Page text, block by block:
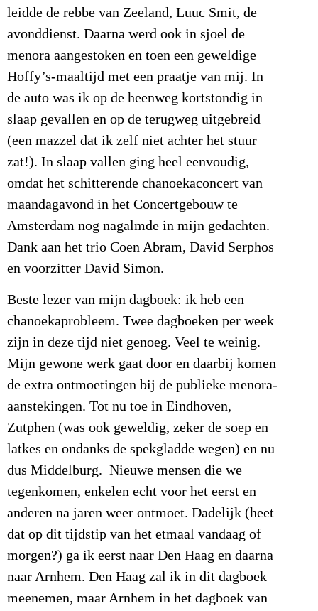
leidde de rebbe van Zeeland, Luuc Smit, de
avonddienst. Daarna werd ook in sjoel de
menora aangestoken en toen een geweldige
Hoffy’s-maaltijd met een praatje van mij. In
de auto was ik op de heenweg kortstondig in
slaap gevallen en op de terugweg uitgebreid
(een mazzel dat ik zelf niet achter het stuur
zat!). In slaap vallen ging heel eenvoudig,
omdat het schitterende chanoekaconcert van
maandagavond in het Concertgebouw te
Amsterdam nog nagalmde in mijn gedachten.
Dank aan het trio Coen Abram, David Serphos
en voorzitter David Simon.
Beste lezer van mijn dagboek: ik heb een
chanoekaprobleem. Twee dagboeken per week
zijn in deze tijd niet genoeg. Veel te weinig.
Mijn gewone werk gaat door en daarbij komen
de extra ontmoetingen bij de publieke menora-
aanstekingen. Tot nu toe in Eindhoven,
Zutphen (was ook geweldig, zeker de soep en
latkes en ondanks de spekgladde wegen) en nu
dus Middelburg. Nieuwe mensen die we
tegenkomen, enkelen echt voor het eerst en
anderen na jaren weer ontmoet. Dadelijk (heet
dat op dit tijdstip van het etmaal vandaag of
morgen?) ga ik eerst naar Den Haag en daarna
naar Arnhem. Den Haag zal ik in dit dagboek
meenemen, maar Arnhem in het dagboek van